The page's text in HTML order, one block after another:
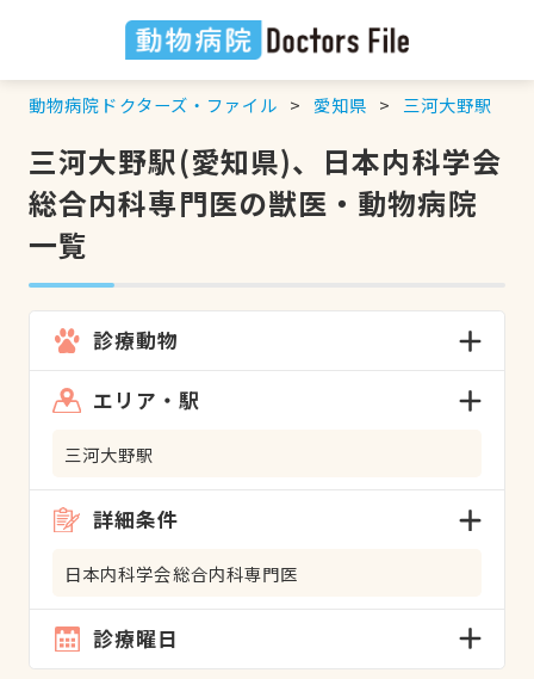
動物病院ドクターズ・ファイル 愛知県 三河大野駅
三河大野駅(愛知県)、日本内科学会
総合内科専門医の獣医・動物病院
一覧
診療動物
エリア・駅
三河大野駅
詳細条件
日本内科学会総合内科専門医
診療曜日